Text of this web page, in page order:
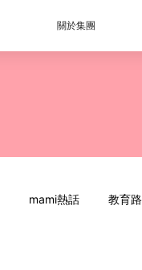
關於集團
mami熱話 教育路